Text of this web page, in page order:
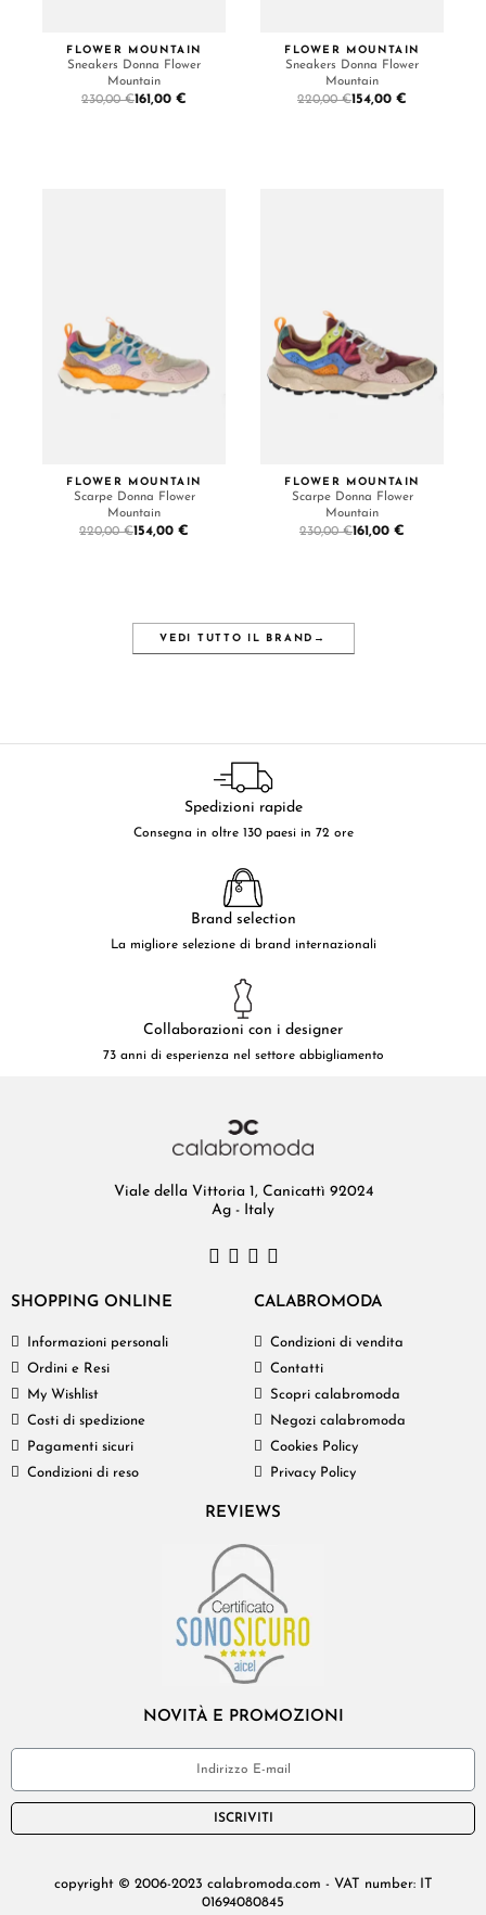
FLOWER MOUNTAIN
Sneakers Donna Flower
Mountain
230,00 €161,00 €
FLOWER MOUNTAIN
Sneakers Donna Flower
Mountain
220,00 €154,00 €
FLOWER MOUNTAIN
Scarpe Donna Flower
Mountain
220,00 €154,00 €
FLOWER MOUNTAIN
Scarpe Donna Flower
Mountain
230,00 €161,00 €
VEDI TUTTO IL BRAND →
Spedizioni rapide
Consegna in oltre 130 paesi in 72 ore
Brand selection
La migliore selezione di brand internazionali
Collaborazioni con i designer
73 anni di esperienza nel settore abbigliamento
Viale della Vittoria 1, Canicattì 92024
Ag - Italy
SHOPPING ONLINE
Informazioni personali
Ordini e Resi
My Wishlist
Costi di spedizione
Pagamenti sicuri
Condizioni di reso
CALABROMODA
Condizioni di vendita
Contatti
Scopri calabromoda
Negozi calabromoda
Cookies Policy
Privacy Policy
REVIEWS
NOVITÀ E PROMOZIONI
ISCRIVITI
copyright © 2006-2023 calabromoda.com - VAT number: IT
01694080845